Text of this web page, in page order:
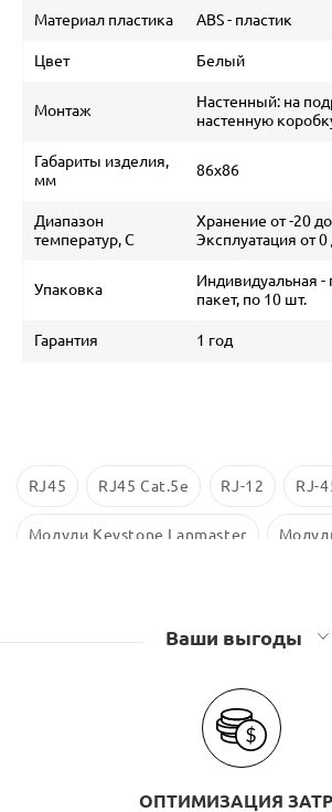
Материал пластика ABS - пластик
Цвет Белый
Монтаж
Настенный: на
настенную
Габариты изделия,
мм
86х86
Диапазон
температур, С
Хранение от -20
Эксплуатация от 0
Упаковка
Индивидуальная
пакет, по 10 шт.
Гарантия 1 год
RJ45 RJ45 Cat.5е RJ-12 RJ-
Модули Keystone Lanmaster
Ваши выгоды
ОПТИМИЗАЦИЯ